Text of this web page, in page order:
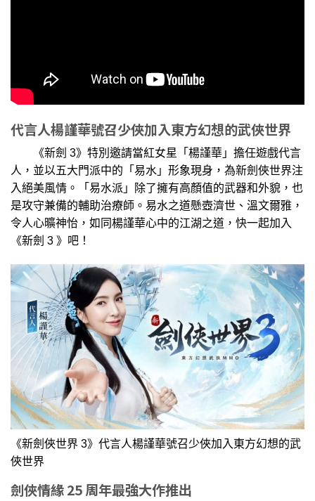
代言人楊謹華號召少俠加入東方幻想的武俠世界
《新劍 3》特別邀請當紅女星「楊謹華」擔任遊戲代言
人，並以五大門派中的「易水」形象現身，為新劍俠世界注
入絕美風情。「易水派」除了擁有高顏值的武器和外貌，也
是攻守兼備的輔助治療師。易水之道懸壺濟世、溫文爾雅，
令人心曠神怡，如同楊謹華心中的江湖之道，快一起加入
《新劍 3 》吧！
《新劍俠世界 3》代言人楊謹華號召少俠加入東方幻想的武
俠世界
劍俠情緣 25 周年最強大作推出